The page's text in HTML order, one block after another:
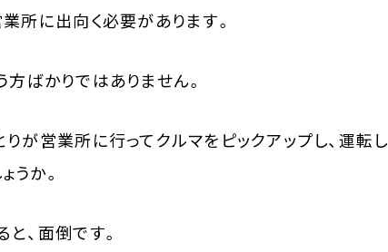
所に出向く必要があります。
ばかりではありません。
が営業所に行ってクルマをピックアップし、運転し
か。
、面倒です。